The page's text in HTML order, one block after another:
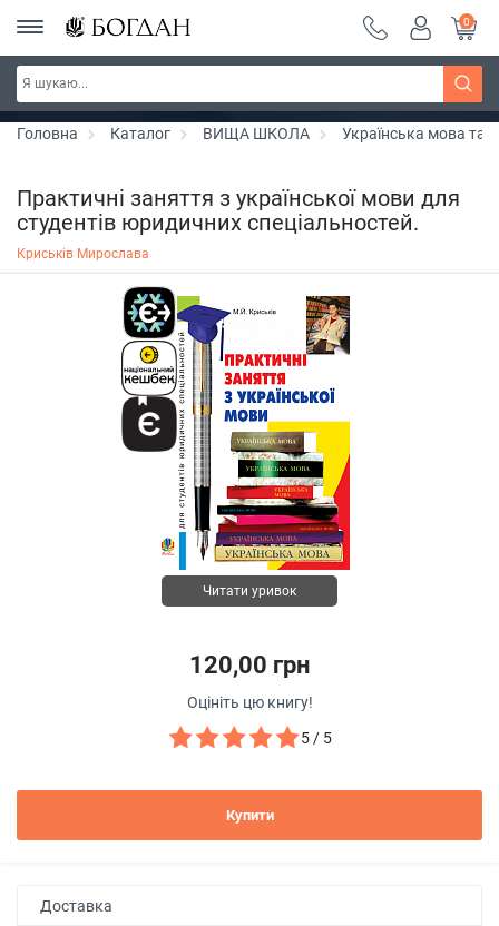
РОЗПРОДАЖ ~ 150 грн ~ 200 грн ~ 250 грн ~
300 грн ~ РОЗПРОДАЖ
Дізнатись більше
0
Головна Каталог ВИЩА ШКОЛА Українська мова та
Практичні заняття з української мови для
студентів юридичних спеціальностей.
Криськів Мирослава
Читати уривок
120,00 грн
Оцініть цю книгу!
5 / 5
Купити
Доставка